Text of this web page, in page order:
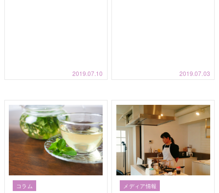
2019.07.10 2019.07.03
コラム メディア情報